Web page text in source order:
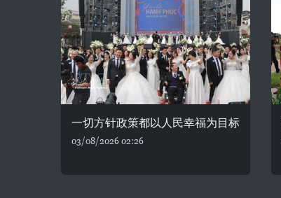
一切方针政策都以人民幸福为目标
03/08/2026 02:26